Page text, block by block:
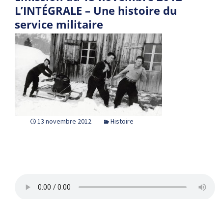
L’INTÉGRALE – Une histoire du
service militaire
13 novembre 2012 Histoire